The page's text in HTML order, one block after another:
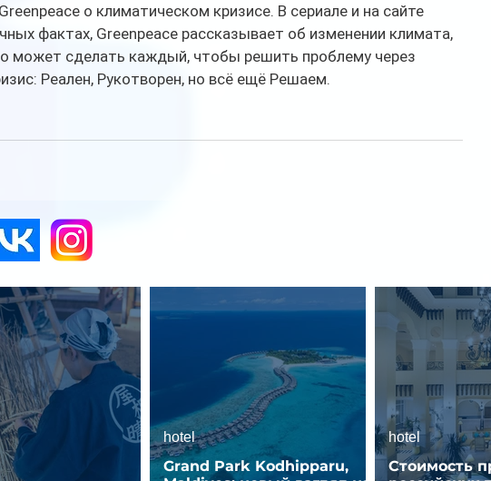
о климатическом кризисе. В сериале и на сайте
фактах, Greenpeace рассказывает об изменении климата,
может сделать каждый, чтобы решить проблему через
Реален, Рукотворен, но всё ещё Решаем.
Grand Park Kodhipparu,
hotel
Стоимость
hotel